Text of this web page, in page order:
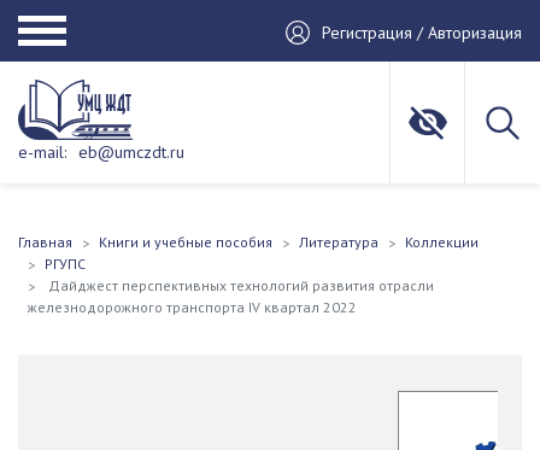
Регистрация / Авторизация
e-mail: eb@umczdt.ru
Главная Книги и учебные пособия Литература
Коллекции
РГУПС
Дайджест перспективных технологий развития отрасли
железнодорожного транспорта IV квартал 2022